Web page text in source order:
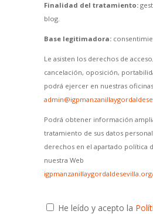
Finalidad del tratamiento:
blog.
Base legitimadora:
Le asisten los derechos de
cancelación, oposición,
podrá ejercer en nuestras
Podrá obtener información
tratamiento de sus datos
derechos en el apartado política
nuestra Web
He leído y acepto la